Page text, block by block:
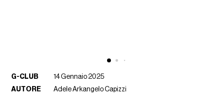
G-CLUB
14 Gennaio 2025
AUTORE
Adele Arkangelo Capizzi